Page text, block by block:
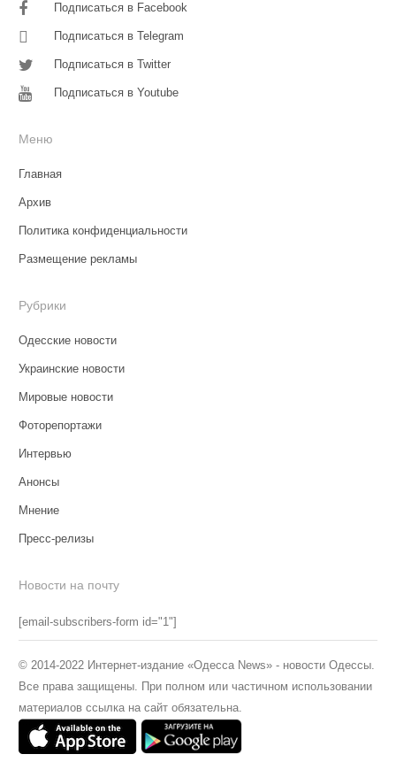
Подписаться в Facebook
Подписаться в Telegram
Подписаться в Twitter
Подписаться в Youtube
Меню
Главная
Архив
Политика конфиденциальности
Размещение рекламы
Рубрики
Одесские новости
Украинские новости
Мировые новости
Фоторепортажи
Интервью
Анонсы
Мнение
Пресс-релизы
Новости на почту
[email-subscribers-form id="1"]
© 2014-2022 Интернет-издание «Одесса News» - новости Одессы.
Все права защищены. При полном или частичном использовании
материалов ссылка на сайт обязательна.